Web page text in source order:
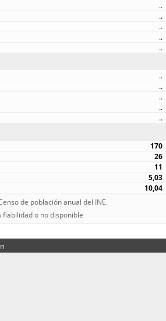
..
..
..
..
..
..
..
..
..
..
170
26
11
5,03
10,04
de población anual del INE.
fiabilidad o no disponible